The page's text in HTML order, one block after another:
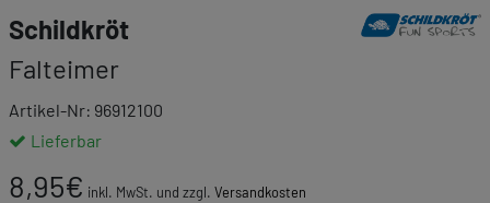
Schildkröt
Falteimer
Link zur
Artikel-Nr: 96912100
Lieferbar
8,95€ inkl. MwSt. und zzgl. Versandkosten